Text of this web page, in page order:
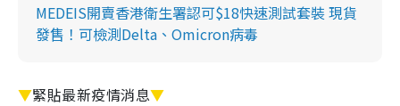
MEDEIS開賣香港衛生署認可$18快速測試套裝 現貨
發售！可檢測Delta、Omicron病毒
▼緊貼最新疫情消息▼